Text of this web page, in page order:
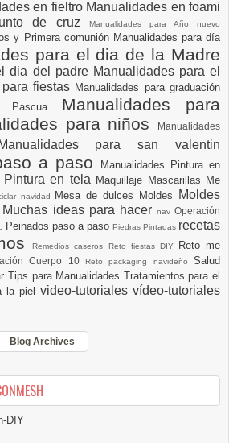
en fieltro Manualidades en foami
de cruz
Manualidades para Año nuevo
y Primera comunión Manualidades para día
para el dia de la Madre
dia del padre Manualidades para el
fiestas Manualidades para graduación
Pascua Manualidades para
para niños
Manualidades
Manualidades para san valentin
a paso
Manualidades Pintura en
Pintura en tela Maquillaje Mascarillas Me
navidad Mesa de dulces Moldes
Moldes
Muchas ideas para hacer nav Operación
Peinados paso a paso Piedras Pintadas recetas
Remedios caseros Reto fiestas DIY Reto me
Cuerpo 10Reto packaging navideñoSalud
Tips para Manualidades Tratamientos para el
la piel video-tutoriales vídeo-tutoriales
Blog Archives
DIY